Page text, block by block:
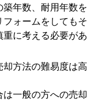
年数、耐用年数を
ォームをしてもそ
に考える必要があ
方法の難易度は高
一般の方への売却